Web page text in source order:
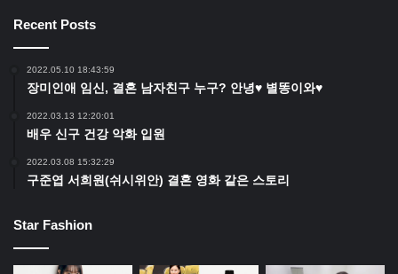
Recent Posts
2022.05.10 18:43:59
장미인애 임신, 결혼 남자친구 누구? 안녕♥ 별똥이와♥
2022.03.13 12:20:01
배우 신구 건강 악화 입원
2022.03.08 15:32:29
구준엽 서희원(쉬시위안) 결혼 영화 같은 스토리
Star Fashion